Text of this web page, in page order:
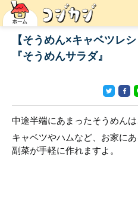
【そうめん×キャベツレ
『そうめんサラダ』
中途半端にあまったそうめん
キャベツやハムなど、お家に
副菜が手軽に作れますよ。